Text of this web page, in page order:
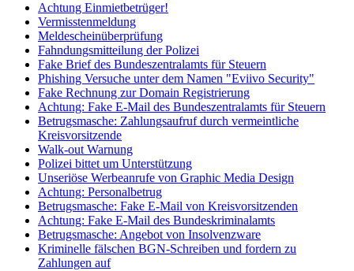
Achtung Einmietbetrüger!
Vermisstenmeldung
Meldescheinüberprüfung
Fahndungsmitteilung der Polizei
Fake Brief des Bundeszentralamts für Steuern
Phishing Versuche unter dem Namen "Eviivo Security"
Fake Rechnung zur Domain Registrierung
Achtung: Fake E-Mail des Bundeszentralamts für Steuern
Betrugsmasche: Zahlungsaufruf durch vermeintliche
Kreisvorsitzende
Walk-out Warnung
Polizei bittet um Unterstützung
Unseriöse Werbeanrufe von Graphic Media Design
Achtung: Personalbetrug
Betrugsmasche: Fake E-Mail von Kreisvorsitzenden
Achtung: Fake E-Mail des Bundeskriminalamts
Betrugsmasche: Angebot von Insolvenzware
Kriminelle fälschen BGN-Schreiben und fordern zu
Zahlungen auf